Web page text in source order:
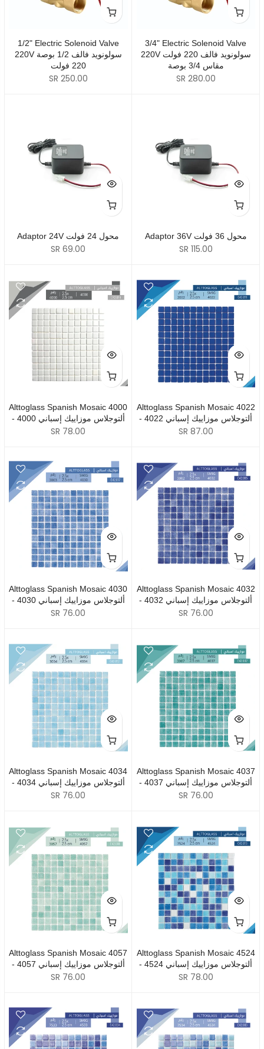
1/2" Electric Solenoid Valve
220V سولونويد فالف 1/2 بوصة
220 فولت
SR 250.00
3/4" Electric Solenoid Valve
220V سولونويد فالف 220 فولت
مقاس 3/4 بوصة
SR 280.00
Adaptor 24V محول 24 فولت
SR 69.00
Adaptor 36V محول 36 فولت
SR 115.00
Alttoglass Spanish Mosaic 4000
- 4000 ألتوجلاس موزاييك إسباني
SR 78.00
Alttoglass Spanish Mosaic 4022
- 4022 ألتوجلاس موزاييك إسباني
SR 87.00
Alttoglass Spanish Mosaic 4030
- 4030 ألتوجلاس موزاييك إسباني
SR 76.00
Alttoglass Spanish Mosaic 4032
- 4032 ألتوجلاس موزاييك إسباني
SR 76.00
Alttoglass Spanish Mosaic 4034
- 4034 ألتوجلاس موزاييك إسباني
SR 76.00
Alttoglass Spanish Mosaic 4037
- 4037 ألتوجلاس موزاييك إسباني
SR 76.00
Alttoglass Spanish Mosaic 4057
- 4057 ألتوجلاس موزاييك إسباني
SR 76.00
Alttoglass Spanish Mosaic 4524
- 4524 ألتوجلاس موزاييك إسباني
SR 78.00